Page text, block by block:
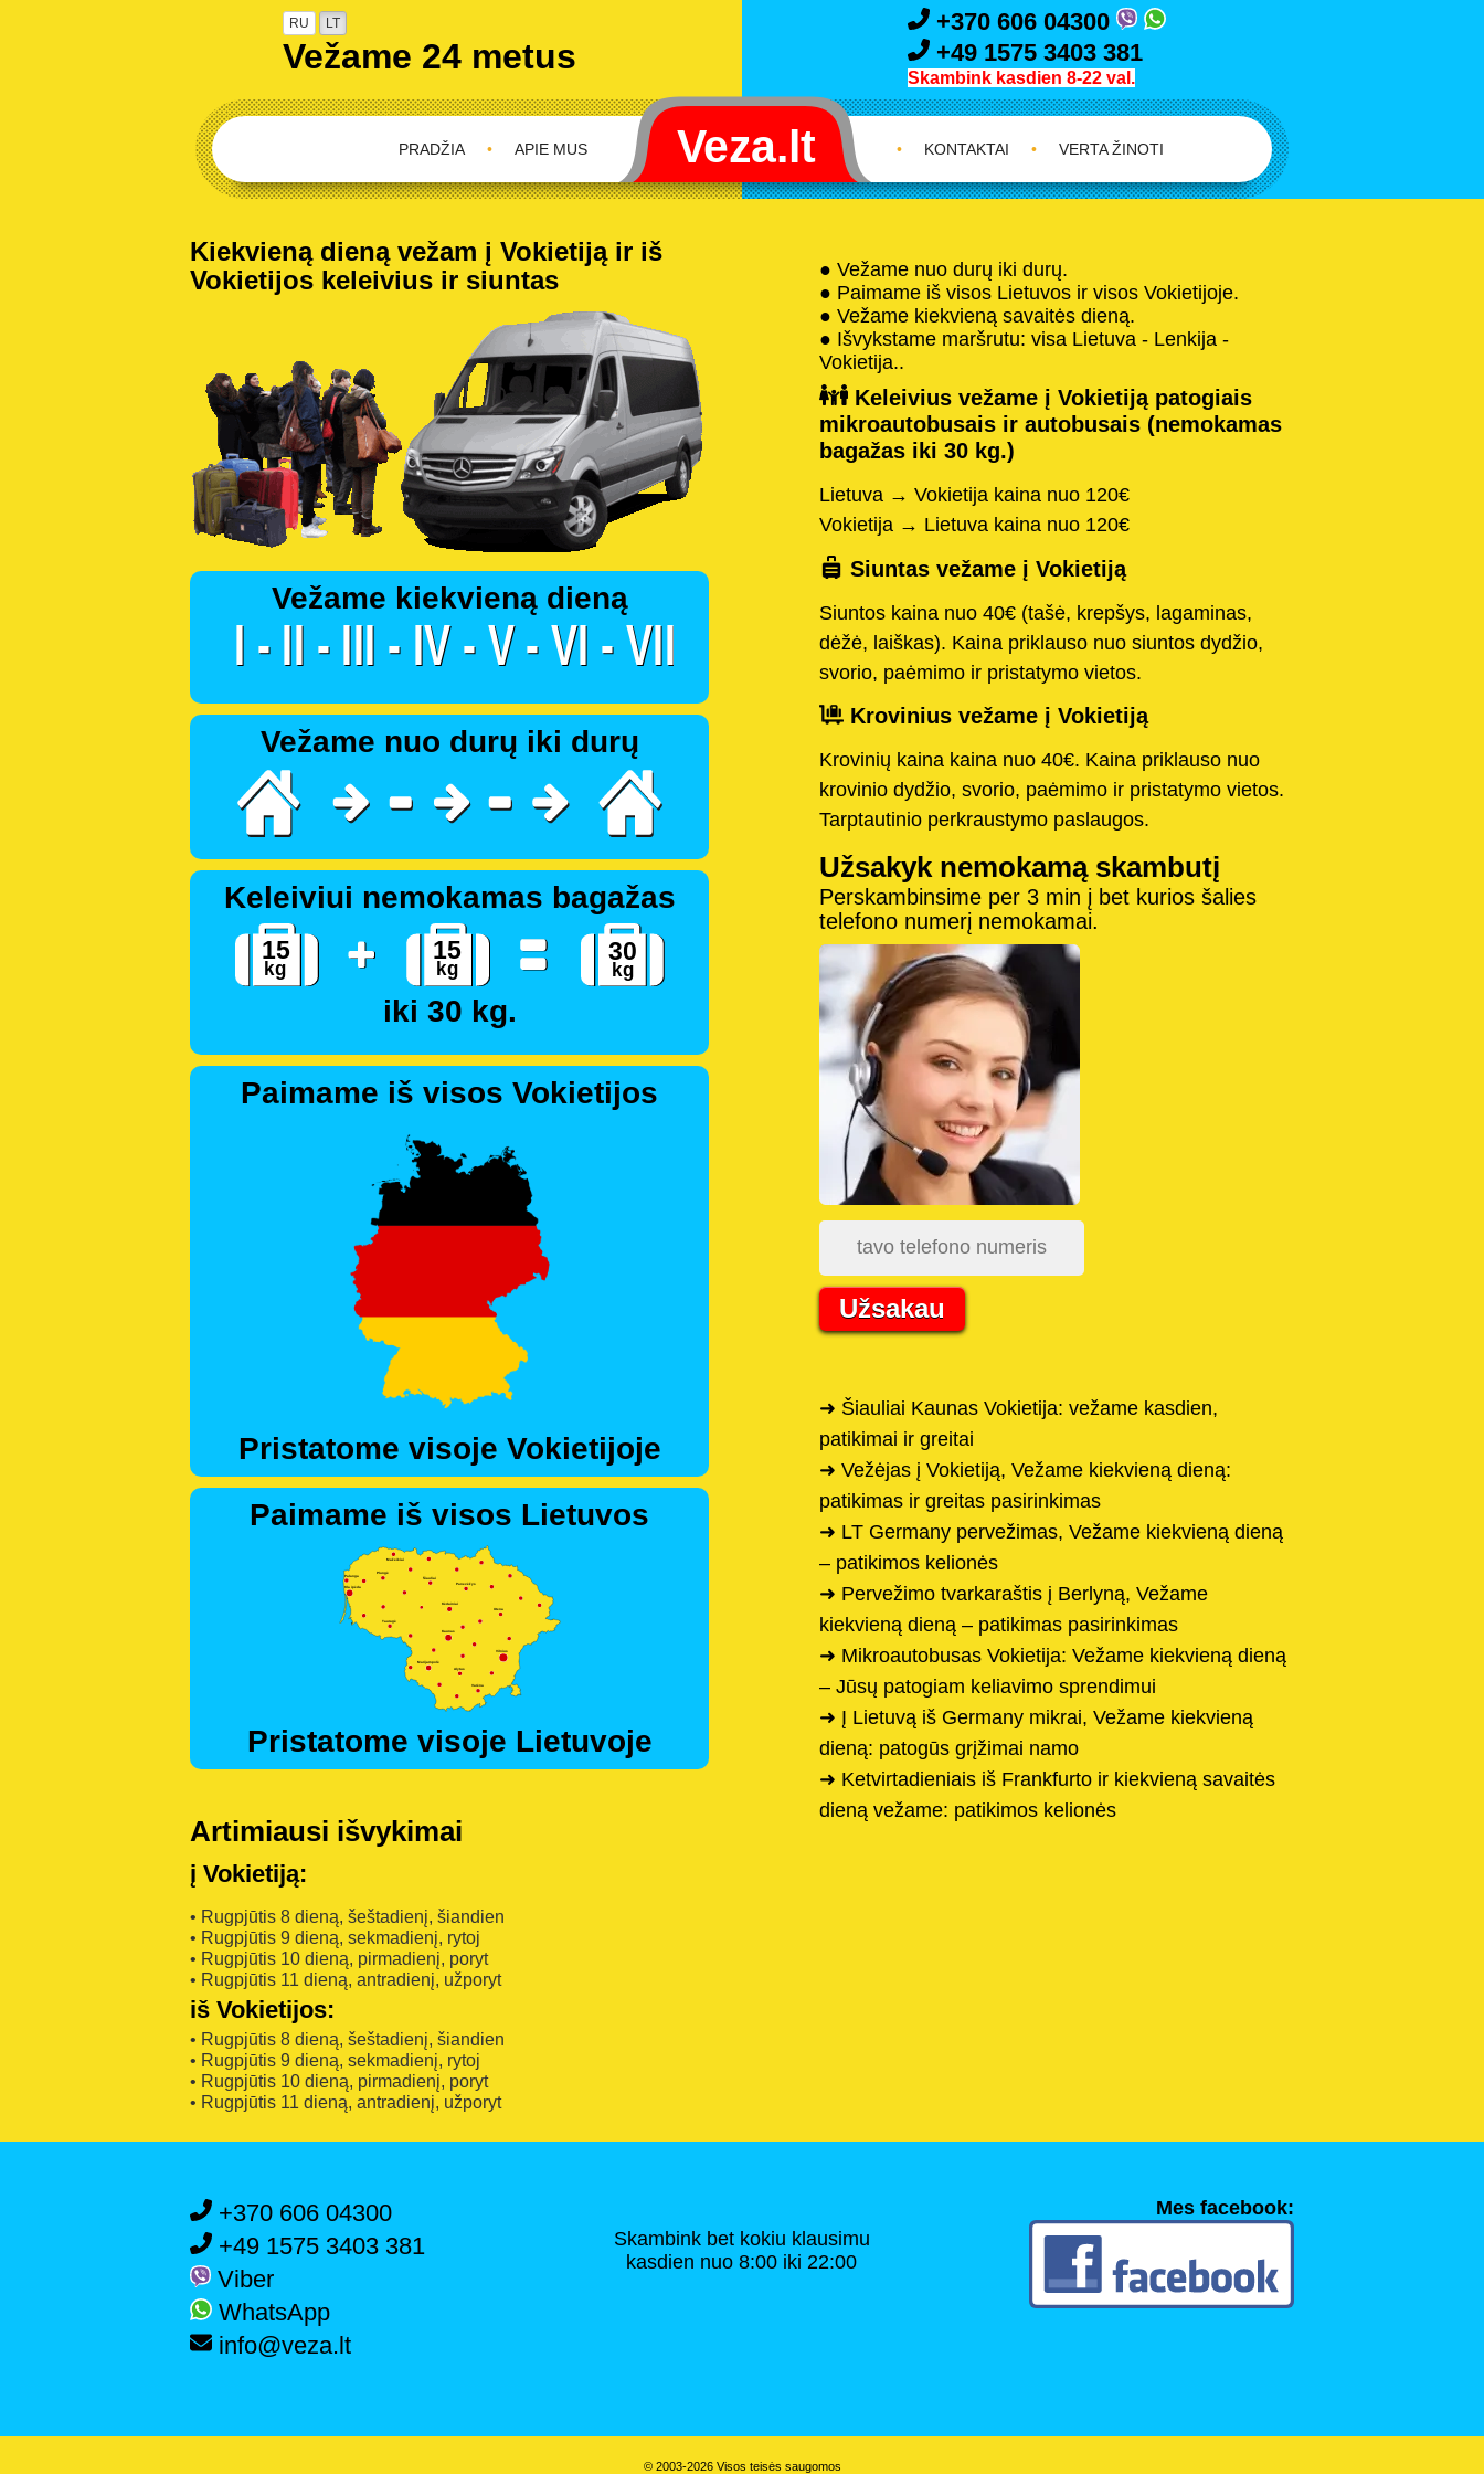
RU LT
Vežame 24 metus
+370 606 04300
+49 1575 3403 381
Skambink kasdien 8-22 val.
APIE MUS
•
PRADŽIA • KONTAKTAI • VERTA ŽINOTI
Kiekvieną dieną vežam į Vokietiją ir iš
Vokietijos keleivius ir siuntas
Vežame kiekvieną dieną
Vežame nuo durų iki durų
Keleiviui nemokamas bagažas
iki 30 kg.
Paimame iš visos Vokietijos
Pristatome visoje Vokietijoje
Paimame iš visos Lietuvos
Pristatome visoje Lietuvoje
Artimiausi išvykimai
į Vokietiją:
• Rugpjūtis 8 dieną, šeštadienį, šiandien
• Rugpjūtis 9 dieną, sekmadienį, rytoj
• Rugpjūtis 10 dieną, pirmadienį, poryt
• Rugpjūtis 11 dieną, antradienį, užporyt
iš Vokietijos:
• Rugpjūtis 8 dieną, šeštadienį, šiandien
• Rugpjūtis 9 dieną, sekmadienį, rytoj
• Rugpjūtis 10 dieną, pirmadienį, poryt
• Rugpjūtis 11 dieną, antradienį, užporyt
● Vežame nuo durų iki durų.
● Paimame iš visos Lietuvos ir visos Vokietijoje.
● Vežame kiekvieną savaitės dieną.
● Išvykstame maršrutu: visa Lietuva - Lenkija -
Vokietija..
Keleivius vežame į Vokietiją patogiais
mikroautobusais ir autobusais (nemokamas
bagažas iki 30 kg.)
Lietuva → Vokietija kaina nuo 120€
Vokietija → Lietuva kaina nuo 120€
Siuntas vežame į Vokietiją
Siuntos kaina nuo 40€ (tašė, krepšys, lagaminas,
dėžė, laiškas). Kaina priklauso nuo siuntos dydžio,
svorio, paėmimo ir pristatymo vietos.
Krovinius vežame į Vokietiją
Krovinių kaina kaina nuo 40€. Kaina priklauso nuo
krovinio dydžio, svorio, paėmimo ir pristatymo vietos.
Tarptautinio perkraustymo paslaugos.
Užsakyk nemokamą skambutį
Perskambinsime per 3 min į bet kurios šalies
telefono numerį nemokamai.
Užsakau
➜ Šiauliai Kaunas Vokietija: vežame kasdien,
patikimai ir greitai
➜ Vežėjas į Vokietiją, Vežame kiekvieną dieną:
patikimas ir greitas pasirinkimas
➜ LT Germany pervežimas, Vežame kiekvieną dieną
– patikimos kelionės
➜ Pervežimo tvarkaraštis į Berlyną, Vežame
kiekvieną dieną – patikimas pasirinkimas
➜ Mikroautobusas Vokietija: Vežame kiekvieną dieną
– Jūsų patogiam keliavimo sprendimui
➜ Į Lietuvą iš Germany mikrai, Vežame kiekvieną
dieną: patogūs grįžimai namo
➜ Ketvirtadieniais iš Frankfurto ir kiekvieną savaitės
dieną vežame: patikimos kelionės
+370 606 04300
+49 1575 3403 381
Viber
WhatsApp
info@veza.lt
Skambink bet kokiu klausimu
kasdien nuo 8:00 iki 22:00
Mes facebook:
© 2003-2026 Visos teisės saugomos